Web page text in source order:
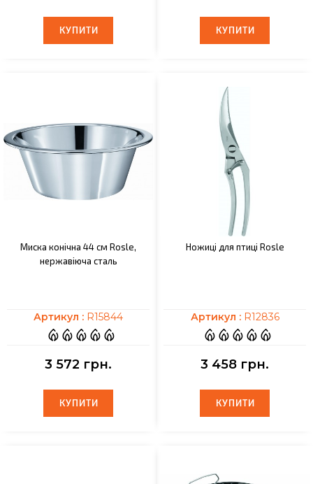
КУПИТИ
КУПИТИ КУПИТИ
КУПИТИ
Миска конічна 44 см Rosle,
нержавіюча сталь
Артикул : R15844
3 572 грн.
КУПИТИ
КУПИТИ
Ножиці для птиці Rosle
Артикул : R12836
3 458 грн.
КУПИТИ
КУПИТИ